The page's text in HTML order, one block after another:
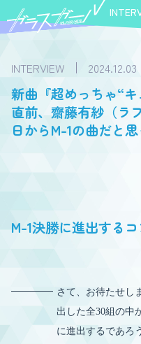
INTERVIEW 2024.12.03
新曲『超めっちゃ“
直前、齋藤有紗（ラ
日からM-1の曲だと
M-1決勝に進出する
さて、お待たせし
出した全30組の中
に進出するであろ